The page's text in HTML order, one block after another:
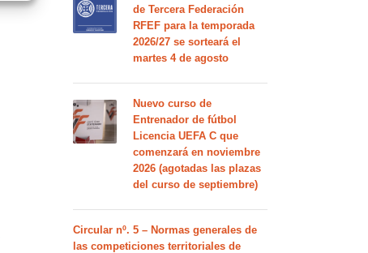
de Tercera Federación
RFEF para la temporada
2026/27 se sorteará el
martes 4 de agosto
Nuevo curso de
Entrenador de fútbol
Licencia UEFA C que
comenzará en noviembre
2026 (agotadas las plazas
del curso de septiembre)
Circular nº. 5 – Normas generales de
las competiciones territoriales de